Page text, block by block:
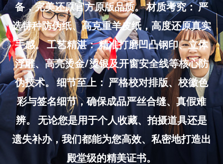
备，完美还原官方原版品质。 材质考究： 严
选特种防伪纸、高克重羊皮纸，高度还原真实
手感。 工艺精湛： 精准打磨凹凸钢印、立体
浮雕、高亮烫金/烫银及开窗安全线等核心防
伪技术。 细节至上： 严格校对排版、校徽色
彩与签名细节，确保成品严丝合缝、真假难
辨。 无论您是用于个人收藏、拍摄道具还是
遗失补办，我们都能为您高效、私密地打造出
殿堂级的精美证书。